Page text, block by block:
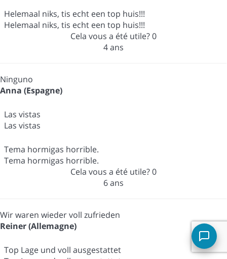
Helemaal niks, tis echt een top huis!!!
Helemaal niks, tis echt een top huis!!!
Cela vous a été utile?0
4 ans
Ninguno
Anna (Espagne)
Las vistas
Las vistas
Tema hormigas horrible.
Tema hormigas horrible.
Cela vous a été utile?0
6 ans
Wir waren wieder voll zufrieden
Reiner (Allemagne)
Top Lage und voll ausgestattet